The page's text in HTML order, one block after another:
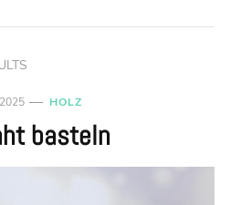
HOLZ
basteln